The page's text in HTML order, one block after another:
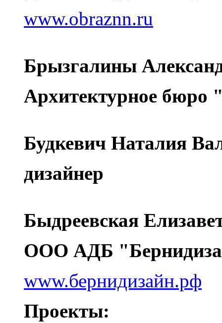
www.obraznn.ru
Брызгалины
Архитектурное бюро
Будкевич Наталия
дизайнер
Быдреевская
ООО АДБ
www.бернидизайн.рф
Проекты: